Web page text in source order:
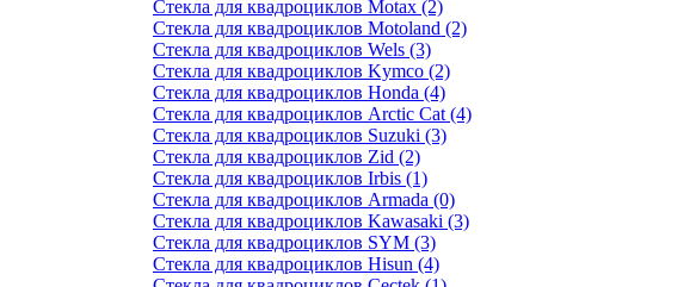
Стекла для квадроциклов Motax (2)
Стекла для квадроциклов Motoland (2)
Стекла для квадроциклов Wels (3)
Стекла для квадроциклов Kymco (2)
Стекла для квадроциклов Honda (4)
Стекла для квадроциклов Arctic Cat (4)
Стекла для квадроциклов Suzuki (3)
Стекла для квадроциклов Zid (2)
Стекла для квадроциклов Irbis (1)
Стекла для квадроциклов Armada (0)
Стекла для квадроциклов Kawasaki (3)
Стекла для квадроциклов SYM (3)
Стекла для квадроциклов Hisun (4)